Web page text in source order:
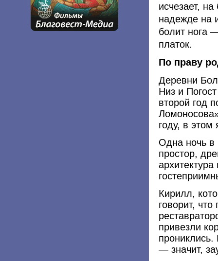
исчезает,
надежде на
болит нога
платок.
По праву
Деревни
Низ и
второй год
году, в этом
Одна ночь в
простор,
Кирилл,
говорит,
привезли
— значит,